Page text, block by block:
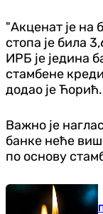
"Акценат је
стопа је била
ИРБ је једина
стамбене
додао је Ћорић.
Важно је
банке неће
по основу